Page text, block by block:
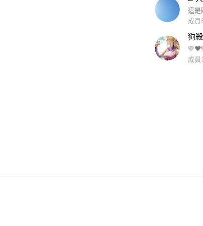
這是
成員
狗
成員